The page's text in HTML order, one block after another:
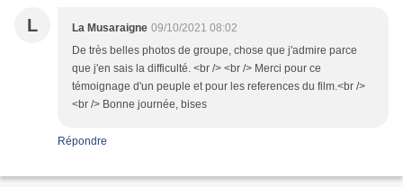
L La Musaraigne 09/10/2021 08:02
De très belles photos de groupe, chose que j'admire parce
que j'en sais la difficulté. <br /> <br /> Merci pour ce
témoignage d'un peuple et pour les references du film.<br />
<br /> Bonne journée, bises
Répondre